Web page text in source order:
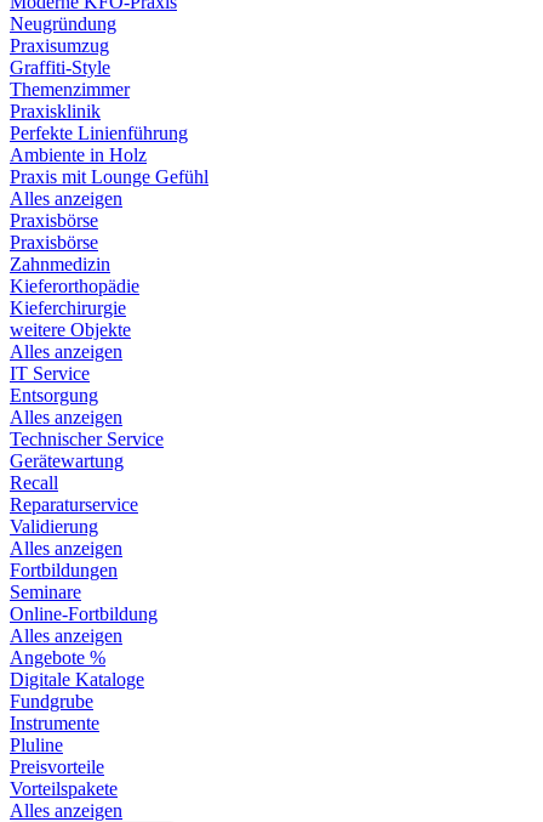
Neugründung
Praxisumzug
Graffiti-Style
Themenzimmer
Praxisklinik
Perfekte Linienführung
Ambiente in Holz
Praxis mit Lounge Gefühl
Alles anzeigen
Praxisbörse
Praxisbörse
Zahnmedizin
Kieferorthopädie
Kieferchirurgie
weitere Objekte
Alles anzeigen
IT Service
Entsorgung
Alles anzeigen
Technischer Service
Gerätewartung
Recall
Reparaturservice
Validierung
Alles anzeigen
Fortbildungen
Seminare
Online-Fortbildung
Alles anzeigen
Angebote %
Digitale Kataloge
Fundgrube
Instrumente
Pluline
Preisvorteile
Vorteilspakete
Alles anzeigen